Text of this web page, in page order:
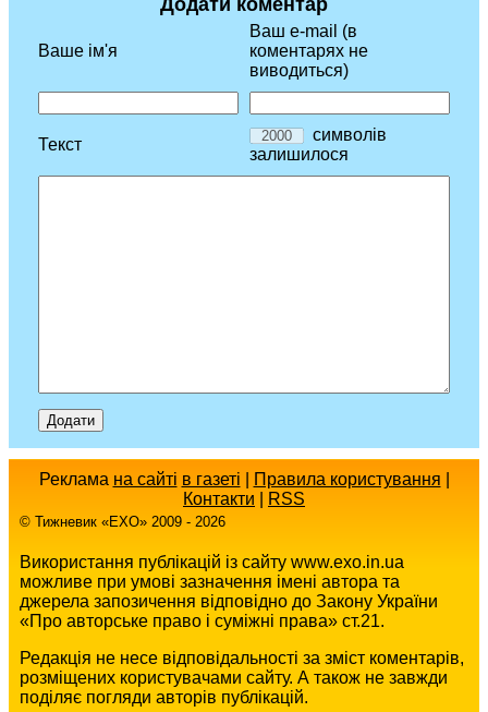
Додати коментар
Ваше ім'я
Ваш e-mail (в
коментарях не
виводиться)
Текст
символів
залишилося
Реклама на сайті в газеті Правила користування
Контакти
RSS
© Тижневик «EХO» 2009 - 2026
Використання публікацій із сайту www.exo.in.ua
можливе при умові зазначення імені автора та
джерела запозичення відповідно до Закону України
«Про авторське право і суміжні права» ст.21.
Редакція не несе відповідальності за зміст коментарів,
розміщених користувачами сайту. А також не завжди
поділяє погляди авторів публікацій.